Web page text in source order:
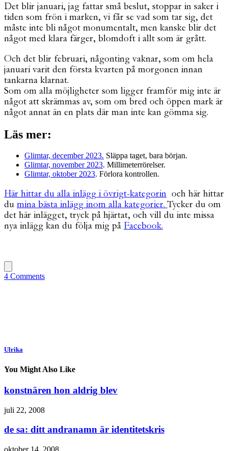
Det blir januari, jag fattar små beslut, stoppar in saker i
tiden som frön i marken, vi får se vad som tar sig, det
måste inte bli något monumentalt, men kanske blir det
något med klara färger, blomdoft i allt som är grått.
Och det blir februari, någonting vaknar, som om hela
januari varit den första kvarten på morgonen innan
tankarna klarnat.
Som om alla möjligheter som ligger framför mig inte är
något att skrämmas av, som om bred och öppen mark är
något annat än en plats där man inte kan gömma sig.
Läs mer:
Glimtar, december 2023. Släppa taget, bara början.
Glimtar, november 2023. Millimeterrörelser.
Glimtar, oktober 2023. Förlora kontrollen.
Här hittar du alla inlägg i övrigt-kategorin och här hittar
du mina bästa inlägg inom alla kategorier.Tycker du om
det här inlägget, tryck på hjärtat, och vill du inte missa
nya inlägg kan du följa mig på Facebook.
4 Comments
Ulrika
You Might Also Like
konstnären hon aldrig blev
juli 22, 2008
de sa: ditt andranamn är identitetskris